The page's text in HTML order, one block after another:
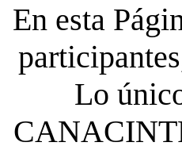
En esta
Lo